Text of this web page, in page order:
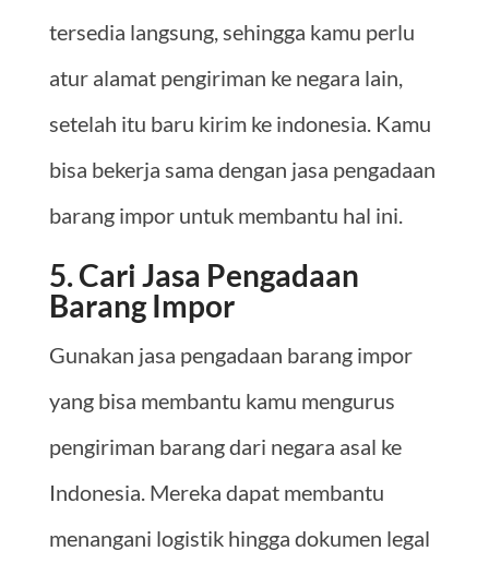
tersedia langsung, sehingga kamu perlu
atur alamat pengiriman ke negara lain,
setelah itu baru kirim ke indonesia. Kamu
bisa bekerja sama dengan jasa pengadaan
barang impor untuk membantu hal ini.
5. Cari Jasa Pengadaan
Barang Impor
Gunakan jasa pengadaan barang impor
yang bisa membantu kamu mengurus
pengiriman barang dari negara asal ke
Indonesia. Mereka dapat membantu
menangani logistik hingga dokumen legal